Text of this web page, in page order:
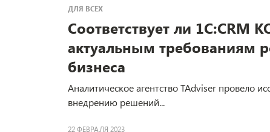
ДЛЯ ВСЕХ
Соответствует ли 1С:CRM
актуальным требованиям
бизнеса
Аналитическое агентство TAdviser провело
внедрению решений...
22 ФЕВРАЛЯ 2023